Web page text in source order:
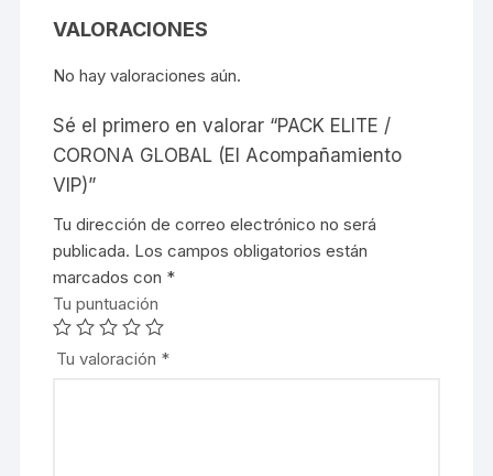
VALORACIONES
No hay valoraciones aún.
Sé el primero en valorar “PACK ELITE /
CORONA GLOBAL (El Acompañamiento
VIP)”
Tu dirección de correo electrónico no será
publicada. Los campos obligatorios están
marcados con *
Tu puntuación
Tu valoración *